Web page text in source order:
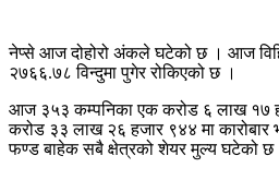
नेप्से आज दोहोरो अंकले घटेको छ । आज
२७६६.७८ विन्दुमा पुगेर रोकिएको छ ।
आज ३५३ कम्पनिका एक करोड ६ लाख १७
करोड ३३ लाख २६ हजार ९४४ मा
फण्ड बाहेक सबै क्षेत्रको शेयर मुल्य घटेको छ